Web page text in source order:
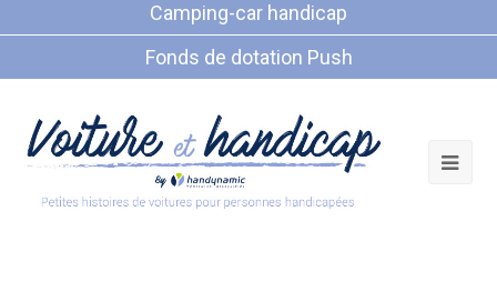
Camping-car handicap
Fonds de dotation Push